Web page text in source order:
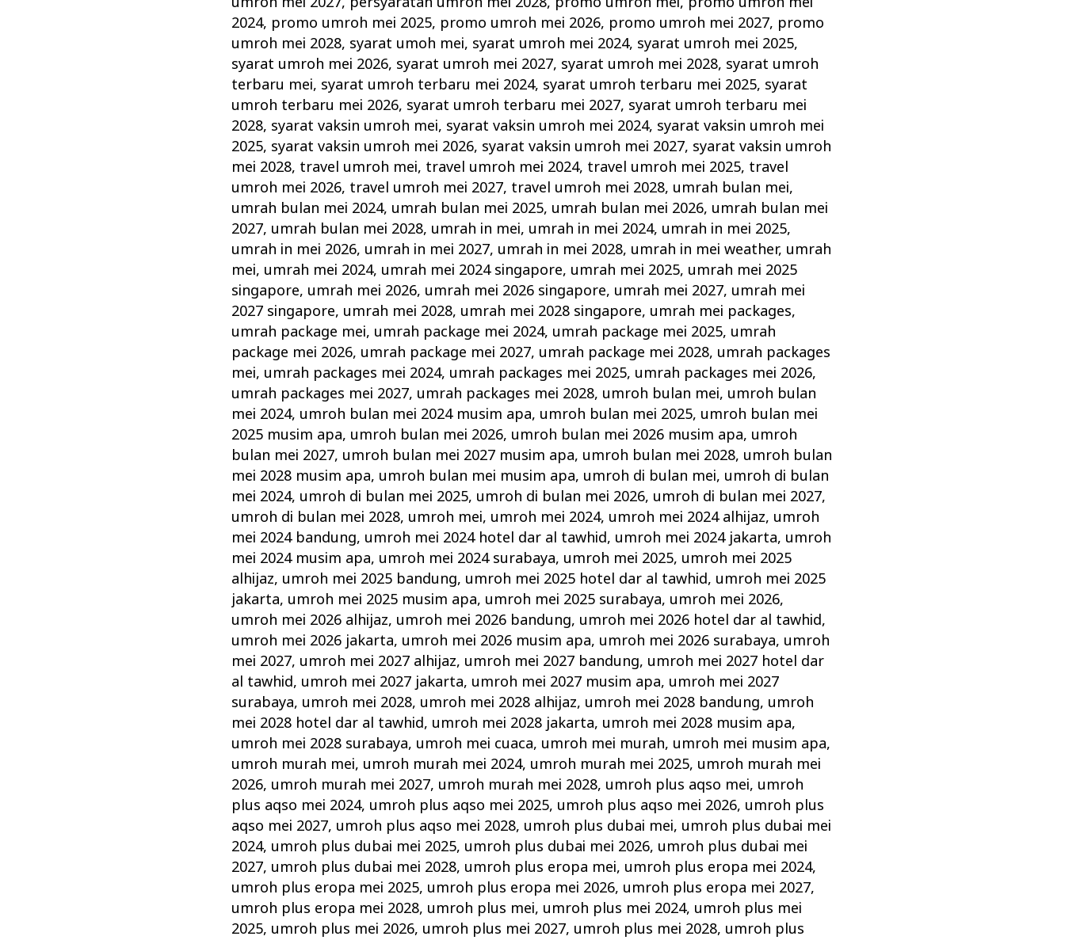
2024, promo umroh mei 2025, promo umroh mei 2026, promo umroh mei 2027, promo
umroh mei 2028, syarat umoh mei, syarat umroh mei 2024, syarat umroh mei 2025,
syarat umroh mei 2026, syarat umroh mei 2027, syarat umroh mei 2028, syarat umroh
terbaru mei, syarat umroh terbaru mei 2024, syarat umroh terbaru mei 2025, syarat
umroh terbaru mei 2026, syarat umroh terbaru mei 2027, syarat umroh terbaru mei
2028, syarat vaksin umroh mei, syarat vaksin umroh mei 2024, syarat vaksin umroh mei
2025, syarat vaksin umroh mei 2026, syarat vaksin umroh mei 2027, syarat vaksin umroh
mei 2028, travel umroh mei, travel umroh mei 2024, travel umroh mei 2025, travel
umroh mei 2026, travel umroh mei 2027, travel umroh mei 2028, umrah bulan mei,
umrah bulan mei 2024, umrah bulan mei 2025, umrah bulan mei 2026, umrah bulan mei
2027, umrah bulan mei 2028, umrah in mei, umrah in mei 2024, umrah in mei 2025,
umrah in mei 2026, umrah in mei 2027, umrah in mei 2028, umrah in mei weather, umrah
mei, umrah mei 2024, umrah mei 2024 singapore, umrah mei 2025, umrah mei 2025
singapore, umrah mei 2026, umrah mei 2026 singapore, umrah mei 2027, umrah mei
2027 singapore, umrah mei 2028, umrah mei 2028 singapore, umrah mei packages,
umrah package mei, umrah package mei 2024, umrah package mei 2025, umrah
package mei 2026, umrah package mei 2027, umrah package mei 2028, umrah packages
mei, umrah packages mei 2024, umrah packages mei 2025, umrah packages mei 2026,
umrah packages mei 2027, umrah packages mei 2028, umroh bulan mei, umroh bulan
mei 2024, umroh bulan mei 2024 musim apa, umroh bulan mei 2025, umroh bulan mei
2025 musim apa, umroh bulan mei 2026, umroh bulan mei 2026 musim apa, umroh
bulan mei 2027, umroh bulan mei 2027 musim apa, umroh bulan mei 2028, umroh bulan
mei 2028 musim apa, umroh bulan mei musim apa, umroh di bulan mei, umroh di bulan
mei 2024, umroh di bulan mei 2025, umroh di bulan mei 2026, umroh di bulan mei 2027,
umroh di bulan mei 2028, umroh mei, umroh mei 2024, umroh mei 2024 alhijaz, umroh
mei 2024 bandung, umroh mei 2024 hotel dar al tawhid, umroh mei 2024 jakarta, umroh
mei 2024 musim apa, umroh mei 2024 surabaya, umroh mei 2025, umroh mei 2025
alhijaz, umroh mei 2025 bandung, umroh mei 2025 hotel dar al tawhid, umroh mei 2025
jakarta, umroh mei 2025 musim apa, umroh mei 2025 surabaya, umroh mei 2026,
umroh mei 2026 alhijaz, umroh mei 2026 bandung, umroh mei 2026 hotel dar al tawhid,
umroh mei 2026 jakarta, umroh mei 2026 musim apa, umroh mei 2026 surabaya, umroh
mei 2027, umroh mei 2027 alhijaz, umroh mei 2027 bandung, umroh mei 2027 hotel dar
al tawhid, umroh mei 2027 jakarta, umroh mei 2027 musim apa, umroh mei 2027
surabaya, umroh mei 2028, umroh mei 2028 alhijaz, umroh mei 2028 bandung, umroh
mei 2028 hotel dar al tawhid, umroh mei 2028 jakarta, umroh mei 2028 musim apa,
umroh mei 2028 surabaya, umroh mei cuaca, umroh mei murah, umroh mei musim apa,
umroh murah mei, umroh murah mei 2024, umroh murah mei 2025, umroh murah mei
2026, umroh murah mei 2027, umroh murah mei 2028, umroh plus aqso mei, umroh
plus aqso mei 2024, umroh plus aqso mei 2025, umroh plus aqso mei 2026, umroh plus
aqso mei 2027, umroh plus aqso mei 2028, umroh plus dubai mei, umroh plus dubai mei
2024, umroh plus dubai mei 2025, umroh plus dubai mei 2026, umroh plus dubai mei
2027, umroh plus dubai mei 2028, umroh plus eropa mei, umroh plus eropa mei 2024,
umroh plus eropa mei 2025, umroh plus eropa mei 2026, umroh plus eropa mei 2027,
umroh plus eropa mei 2028, umroh plus mei, umroh plus mei 2024, umroh plus mei
2025, umroh plus mei 2026, umroh plus mei 2027, umroh plus mei 2028, umroh plus